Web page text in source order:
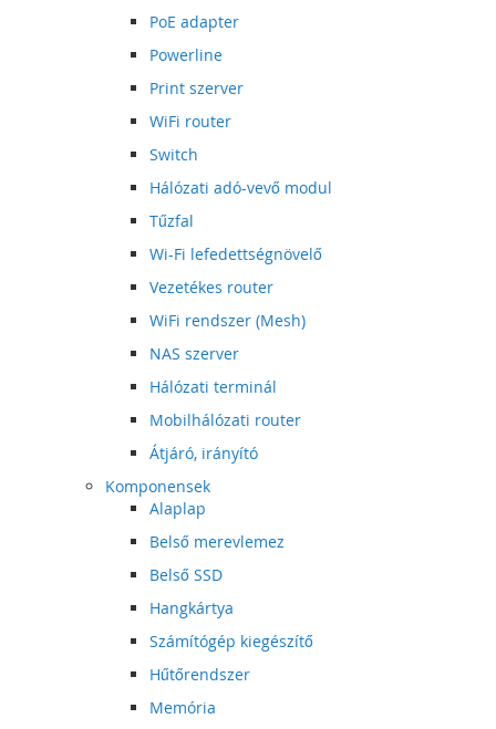
PoE adapter
Powerline
Print szerver
WiFi router
Switch
Hálózati adó-vevő modul
Tűzfal
Wi-Fi lefedettségnövelő
Vezetékes router
WiFi rendszer (Mesh)
NAS szerver
Hálózati terminál
Mobilhálózati router
Átjáró, irányító
Komponensek
Alaplap
Belső merevlemez
Belső SSD
Hangkártya
Számítógép kiegészítő
Hűtőrendszer
Memória